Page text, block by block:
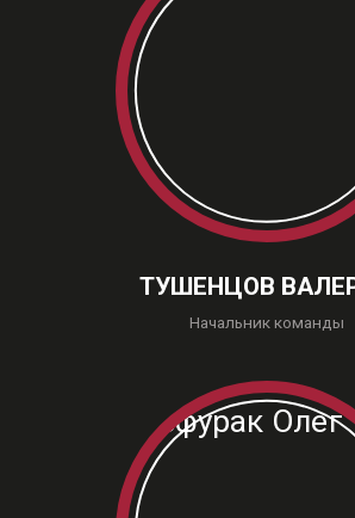
ТУШЕНЦОВ
Начальник команды